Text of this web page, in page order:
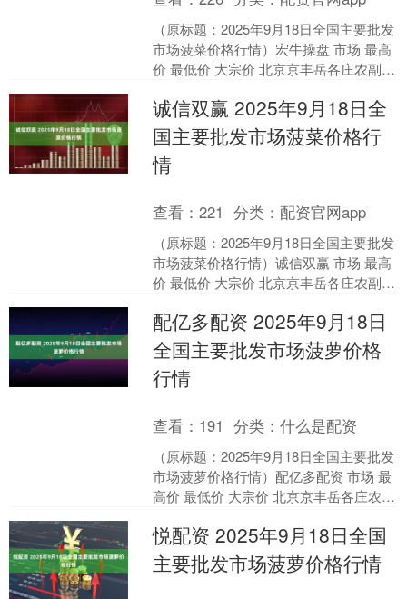
（原标题：2025年9月18日全国主要批发
市场菠菜价格行情）宏牛操盘 市场 最高
价 最低价 大宗价 北京京丰岳各庄农副产
诚信双赢 2025年9月18日全
国主要批发市场菠菜价格行
情
查看：221 分类：配资官网app
（原标题：2025年9月18日全国主要批发
市场菠菜价格行情）诚信双赢 市场 最高
价 最低价 大宗价 北京京丰岳各庄农副产
配亿多配资 2025年9月18日
全国主要批发市场菠萝价格
行情
查看： 191 分类：什么是配资
（原标题：2025年9月18日全国主要批发
市场菠萝价格行情）配亿多配资 市场 最
高价 最低价 大宗价 北京京丰岳各庄农副
悦配资 2025年9月18日全国
主要批发市场菠萝价格行情